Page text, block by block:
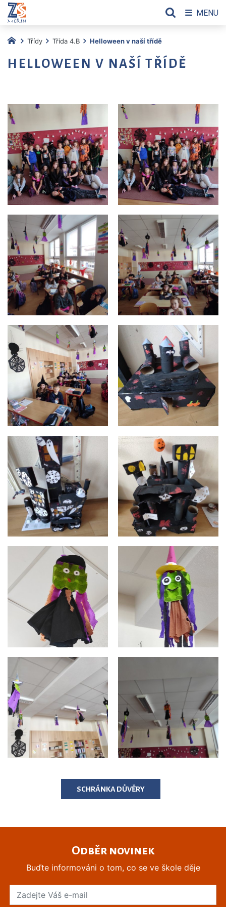
SCHRÁNKA DŮVĚRY
Třídy Třída 4.B Helloween v naší třídě
HELLOWEEN V NAŠÍ TŘÍDĚ
Odběr novinek
Buďte informováni o tom, co se ve škole děje
MENU